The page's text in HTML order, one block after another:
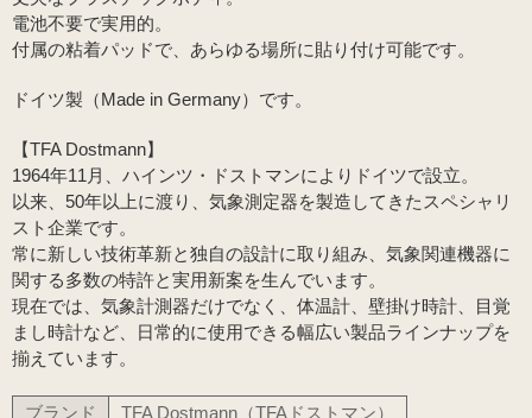
電池不要で実用的。
付属の粘着パッドで、あらゆる場所に貼り付け可能です。
ドイツ製（Made in Germany）です。
【TFA Dostmann】
1964年11月、ハインツ・ドストマンによりドイツで設立。
以来、50年以上に渡り、気象測定器を製造してきたスペシャリ
スト企業です。
常に新しい技術革新と独自の設計に取り組み、気象関連機器に
関する多数の特許と実用新案を生んでいます。
現在では、気象計測器だけでなく、体温計、壁掛け時計、目覚
まし時計など、日常的に使用できる幅広い製品ラインナップを
揃えています。
ブランド
TFA Dostmann（TFAドストマン）